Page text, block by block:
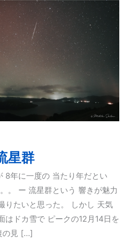
星群
8年に一度の 当たり年だとい
。 ー 流星群という 響きが魅力
りたいと思った。 しかし 天気
はドカ雪で ピークの12月14日を
の見 […]